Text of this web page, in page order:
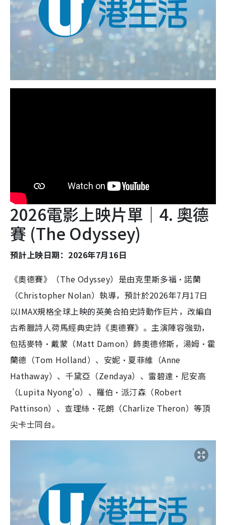
2026電影上映片單｜4. 奧德
賽 (The Odyssey)
預計上映日期：2026年7月16日
《奧德賽》（The Odyssey）是由克里斯多福·諾蘭
（Christopher Nolan）執導，預計於2026年7月17日
以IMAX規格全球上映的英美合拍史詩動作巨片，改編自
古希臘詩人荷馬經典史詩《奧德賽》。主演陣容強勁，
包括麥特·戴蒙（Matt Damon）飾奧德修斯，湯姆·霍
蘭德（Tom Holland）、安妮·夏菲維（Anne
Hathaway）、千黛亞（Zendaya）、雷碧達·尼安高
（Lupita Nyong'o）、羅伯·派汀森（Robert
Pattinson）、查理絲·花朗（Charlize Theron）等頂
尖卡士同台。